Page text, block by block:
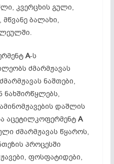
კვერცხის გული,
მწვანე ბალახი,
A-ს
ძმარმჟავას
ნაშთები,
ნახშირწყლებს,
დაშლის
აცეტილკოფერმენტ A
ძმარმჟავას წყაროს,
პროცესში
ფოსფატიდები,